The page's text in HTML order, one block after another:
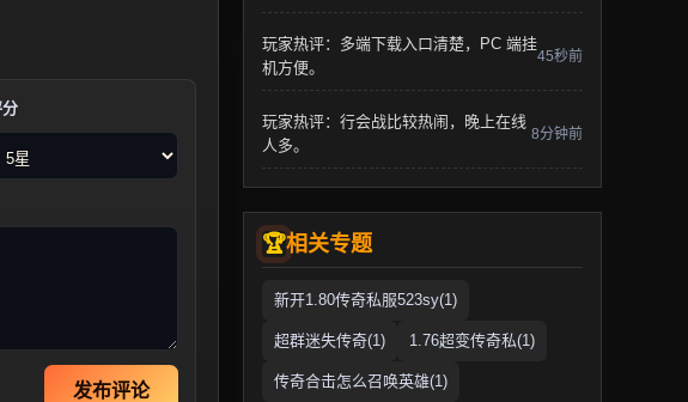
发布评论
玩家热评：多端下载入口清楚，PC 端挂
机方便。
45秒前
玩家热评：行会战比较热闹，晚上在线
人多。
8分钟前
相关专题
新开1.80传奇私服523sy(1)
超群迷失传奇(1) 1.76超变传奇私(1)
传奇合击怎么召唤英雄(1)